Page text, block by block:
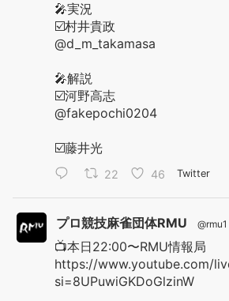
🎤実況
☑️村井貴政
@d_m_takamasa
🎤解説
☑️河野高志
@fakepochi0204
☑️藤井光
22 46 Twitter
プロ競技麻雀団体RMU @rmu1
📺本日22:00〜RMU情報局
https://www.youtube.com/
si=8UPuwiGKDoGlzinW